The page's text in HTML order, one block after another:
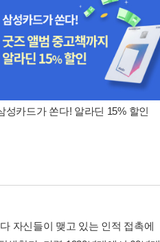
성카드가 쏜다! 알라딘 15% 할인
자신들이 맺고 있는 인적 접촉에